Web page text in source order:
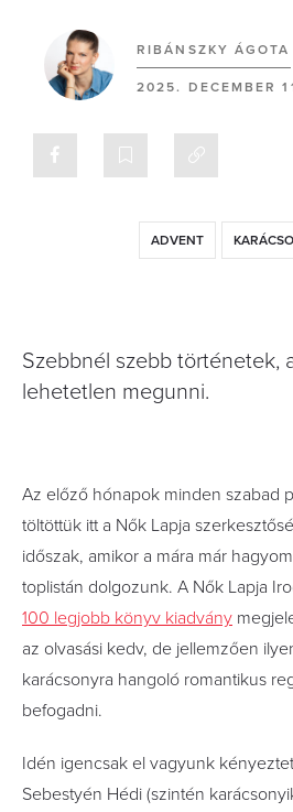
RIBÁNSZKY ÁGOTA
2025. DECEMBER
ADVENT
Szebbnél szebb történetek,
lehetetlen megunni.
Az előző hónapok minden szabad
töltöttük itt a Nők Lapja
időszak, amikor a mára már
toplistán dolgozunk. A Nők Lapja
100 legjobb könyv kiadvány
az olvasási kedv, de jellemzően
karácsonyra hangoló romantikus
befogadni.
Idén igencsak el vagyunk
Sebestyén Hédi (szintén